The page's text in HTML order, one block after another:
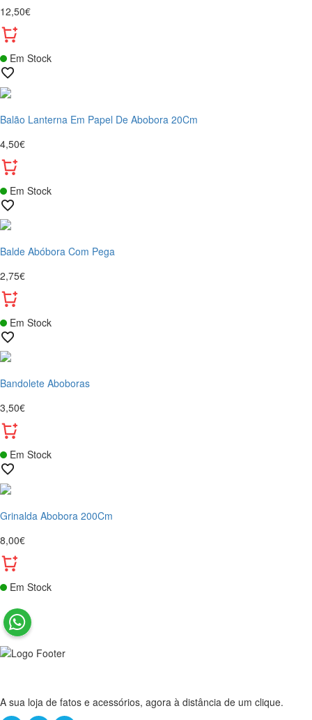
12,50€
Em Stock
Balão Lanterna Em Papel De Abobora 20Cm
4,50€
Em Stock
Balde Abóbora Com Pega
2,75€
Em Stock
Bandolete Aboboras
3,50€
Em Stock
Grinalda Abobora 200Cm
8,00€
Em Stock
A sua loja de fatos e acessórios, agora à distância de um clique.